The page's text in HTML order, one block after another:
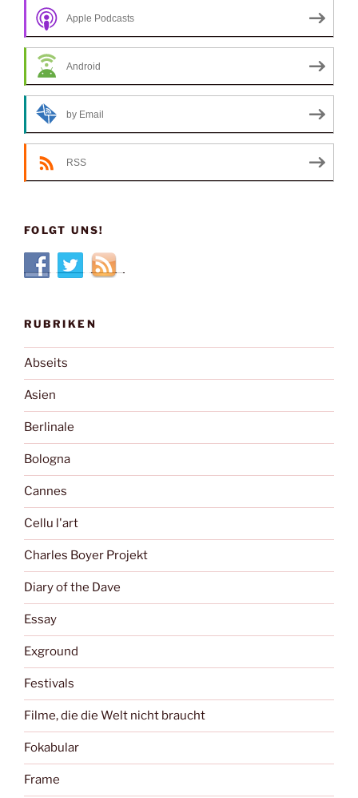
Apple Podcasts
Android
by Email
RSS
FOLGT UNS!
RUBRIKEN
Abseits
Asien
Berlinale
Bologna
Cannes
Cellu l'art
Charles Boyer Projekt
Diary of the Dave
Essay
Exground
Festivals
Filme, die die Welt nicht braucht
Fokabular
Frame